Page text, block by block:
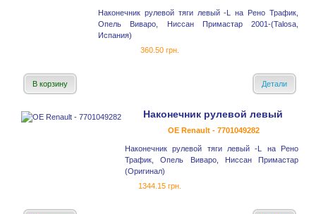
Наконечник рулевой тяги левый -L на Рено Трафик,
Опель Виваро, Ниссан Примастар 2001-(Talosa,
Испания)
360.50 грн.
В корзину Детали
Наконечник рулевой левый
OE Renault - 7701049282
Наконечник рулевой тяги левый -L на Рено
Трафик, Опель Виваро, Ниссан Примастар
(Оригинал)
1344.15 грн.